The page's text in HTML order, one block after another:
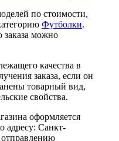
по стоимости,
Футболки.
заказа можно
качества в
заказа, если он
товарный вид,
свойства.
оформляется
адресу: Санкт-